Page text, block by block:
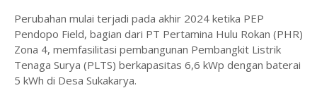
Perubahan mulai terjadi pada akhir 2024 ketika PEP
Pendopo Field, bagian dari PT Pertamina Hulu Rokan (PHR)
Zona 4, memfasilitasi pembangunan Pembangkit Listrik
Tenaga Surya (PLTS) berkapasitas 6,6 kWp dengan baterai
5 kWh di Desa Sukakarya.